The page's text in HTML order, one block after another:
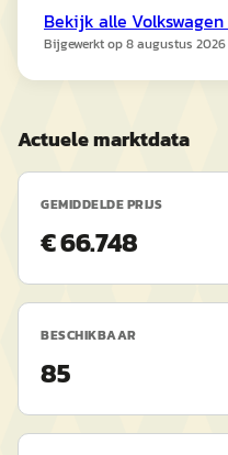
Bekijk alle Volkswagen
Bijgewerkt op8 augustus 2026
Actuele marktdata
GEMIDDELDE PRIJS
€ 66.748
BESCHIKBAAR
85